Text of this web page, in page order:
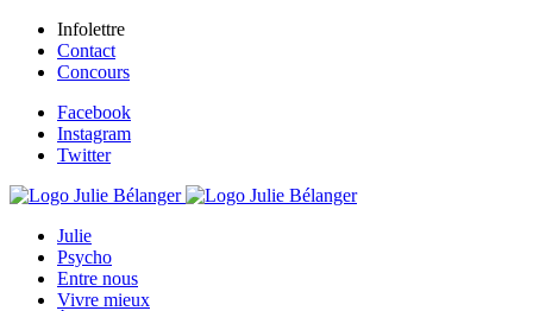
Infolettre
Contact
Concours
Facebook
Instagram
Twitter
Julie
Psycho
Entre nous
Vivre mieux